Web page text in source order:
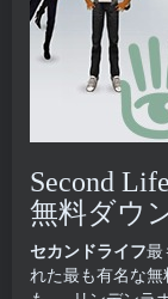
Second
無料ダウ
セカンドライフ最
れた最も有名な